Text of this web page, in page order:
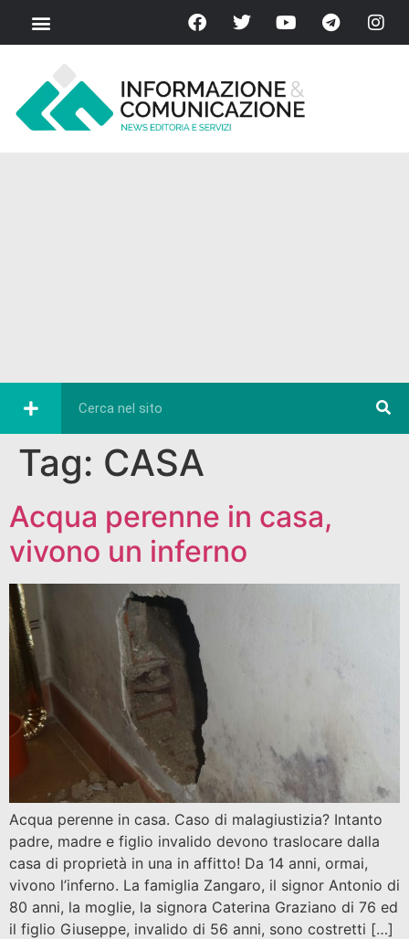
Tag: CASA
Acqua perenne in casa,
vivono un inferno
Acqua perenne in casa. Caso di malagiustizia? Intanto
padre, madre e figlio invalido devono traslocare dalla
casa di proprietà in una in affitto! Da 14 anni, ormai,
vivono l’inferno. La famiglia Zangaro, il signor Antonio di
80 anni, la moglie, la signora Caterina Graziano di 76 ed
il figlio Giuseppe, invalido di 56 anni, sono costretti […]